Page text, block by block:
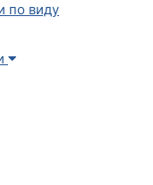
по виду